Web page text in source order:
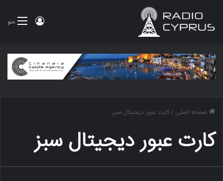
منو ورود
صفحه اصلی /کارت عبور دیجیتال سبز
کارت عبور دیجیتال سبز